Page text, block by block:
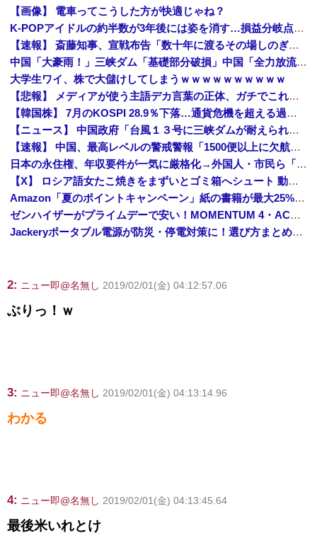
【画像】 電車ってこうした方が快適じゃね？
K-POPアイドルの約半数が3年後には姿を消す…損益分岐点突破は4％未満
【速報】 斎藤知事、宣戦布告「数十年に渡るその場しのぎの不適切会計、私の代でケリをつける」
中国「大豪雨！」三峡ダム「基礎部分破損」中国「全力放流！」台風13号「中国上陸予測」台風15号「中国接近（画像」中国「台風同時上陸！（穀物生産が壊滅危機」→
大学生ワイ、株で大儲けしてしまうｗｗｗｗｗｗｗｗｗｗ
【悲報】 メディアが使う主語デカ言葉の正体、ガチでこれだったｗｗｗｗ
【韓国株】 7月のKOSPI 28.9％下落…通貨危機を超える過去最大の下げ幅
【ニュース】 中国政府「台風１３号に三峡ダムが耐えられない！全開放流しろ！」⇒ 下流域の街が壊滅状態ｗｗｗｗｗ
【速報】 中国、最高レベルの警戒警報「1500便以上に欠航・避難勧告が発令」
日本の永住権、年収要件が一気に厳格化→外国人・市民ら「差別だ！」と抗議
【X】 ロシア語女たこ焼きをまずいとゴミ箱へシュート 動画を公開
Amazon「夏のポイントキャンペーン」紙の書籍が最大25%ポイント還元 対象と条件を整理（2026年7月）
ゼンハイザーがプライムデーで安い！MOMENTUM 4・ACCENTUMなど対象モデルまとめ！
Jackeryポータブル電源が防災・停電対策に！選び方まとめ【プライムデー最終日】
2: ニュー即@名無し 2019/02/01(金) 04:12:57.06
ぶりっ！ｗ
3: ニュー即@名無し 2019/02/01(金) 04:13:14.96
わかる
4: ニュー即@名無し 2019/02/01(金) 04:13:45.64
最後米いれとけ